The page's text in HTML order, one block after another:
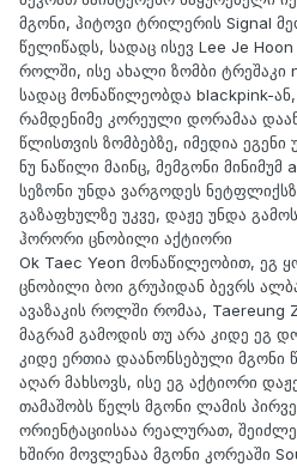
მგონი, ჰიტოვი ტრილერის Signal
წელიწადს, სადაც ისევ Lee Je
როლში, ისე ახალი ზომბი ტრეშაკი
სადაც მონაწილეობდა blackpink-
რამდენიმე კორეული დორამაა
წლისთვის ზომბებზე, იმედია
ნუ ნაწილი მაინც, მემგონი
სეზონი უნდა ვარგოდეს
გაზაფხულზე უკვე, დაჟე უნდა
ჰორორი ცნობილი აქტიორი
Ok Taec Yeon მონაწილეობით, ეგ
ცნობილი ბოი გრუპიდან ბევრს
ავაზაკის როლში რომაა, Taereung
მაგრამ გამოდის თუ არა კიდე ეგ
კიდე ერთია დაანონსებული მგონი
აღარ მახსოვს, ისე ეგ აქტიორი
თამაშობს წელს მგონი ლამის
ორიენტაციისაა რეალურათ,
ხშირი მოვლენაა მგონი კორეაში